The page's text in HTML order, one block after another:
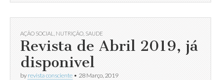
AÇÃO SOCIAL NUTRIÇÃO SAUDE
Revista de Abril 2019, já
disponivel
by revista consciente • 28 Março, 2019